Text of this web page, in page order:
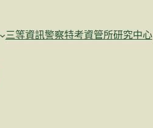
三等資訊警察特考資管所研究中心